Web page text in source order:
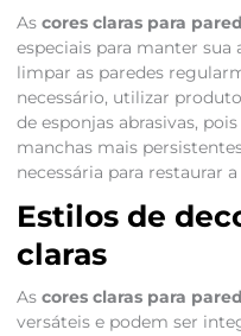
As cores claras para
especiais para manter sua
limpar as paredes
necessário, utilizar
de esponjas abrasivas,
manchas mais
necessária para restaurar
Estilos de
claras
As cores claras para
versáteis e podem ser